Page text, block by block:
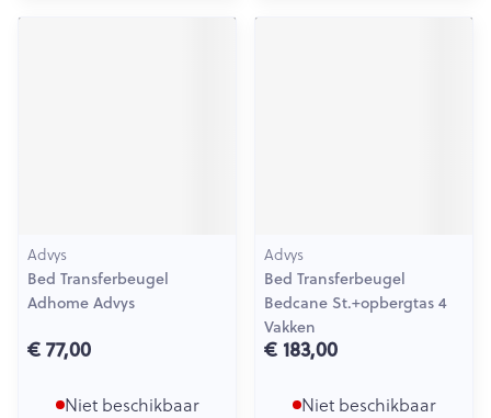
Advys
Bed Transferbeugel
Adhome Advys
€ 77,00
Niet beschikbaar
Advys
Bed Transferbeugel
Bedcane St.+opbergtas 4
Vakken
€ 183,00
Niet beschikbaar